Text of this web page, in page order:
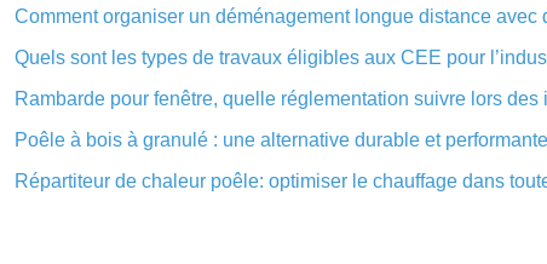
Comment organiser un déménagement longue distance avec
Quels sont les types de travaux éligibles aux CEE pour
Rambarde pour fenêtre, quelle réglementation suivre lors des
Poêle à bois à granulé : une alternative durable et performante
Répartiteur de chaleur poêle: optimiser le chauffage dans